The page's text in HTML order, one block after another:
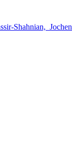
Shahnian,